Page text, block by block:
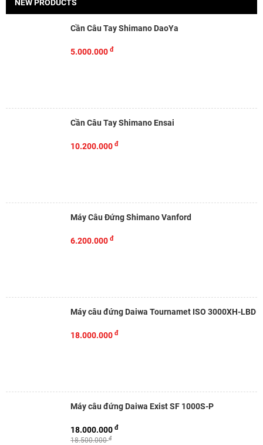
NEW PRODUCTS
Cần Câu Tay Shimano DaoYa
5.000.000 đ
Cần Câu Tay Shimano Ensai
10.200.000 đ
Máy Câu Đứng Shimano Vanford
6.200.000 đ
Máy câu đứng Daiwa Tournamet ISO 3000XH-LBD
18.000.000 đ
Máy câu đứng Daiwa Exist SF 1000S-P
18.500.000đ
18.000.000 đ